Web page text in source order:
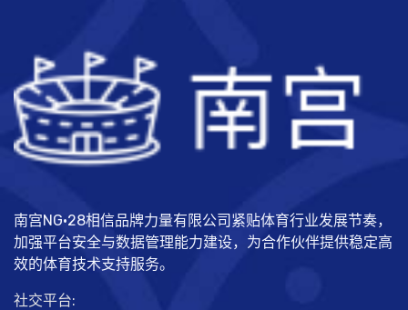
南宫NG·28相信品牌力量有限公司紧贴体育行业发展节奏，
加强平台安全与数据管理能力建设，为合作伙伴提供稳定高
效的体育技术支持服务。
社交平台: